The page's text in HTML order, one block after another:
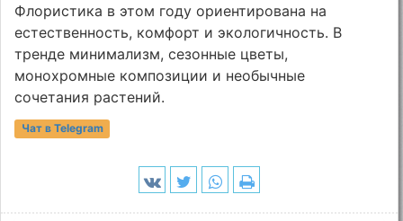
Флористика в этом году ориентирована на
естественность, комфорт и экологичность. В
тренде минимализм, сезонные цветы,
монохромные композиции и необычные
сочетания растений.
Чат в Telegram